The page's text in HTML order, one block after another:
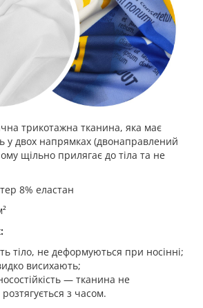
трикотажна тканина, яка має
у двох напрямках (двонаправлений
щільно прилягає до тіла та не
8% еластан
тіло, не деформуються при носінні;
висихають;
— тканина не
з часом.